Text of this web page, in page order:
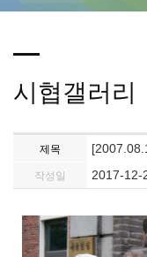
시협갤러리
제목
작성일 2017-12-